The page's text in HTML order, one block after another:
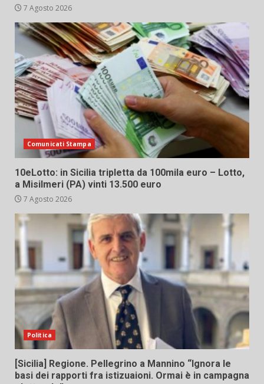
7 Agosto 2026
Comunicati Stampa
10eLotto: in Sicilia tripletta da 100mila euro – Lotto,
a Misilmeri (PA) vinti 13.500 euro
7 Agosto 2026
Politica
[Sicilia] Regione. Pellegrino a Mannino “Ignora le
basi dei rapporti fra istizuaioni. Ormai è in campagna